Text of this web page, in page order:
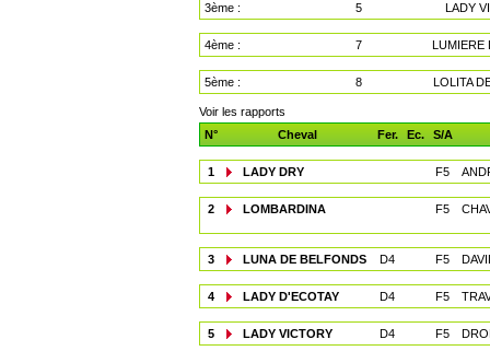
3ème : 5 LADY
4ème : 7 LUMIERE
5ème : 8 LOLITA
Voir les rapports
N°
Cheval Fer. Ec. S/A
1 LADY DRY F5
2 LOMBARDINA F5
3 LUNA DE BELFONDS D4 F5
4 LADY D'ECOTAY D4 F5
5 LADY VICTORY D4 F5